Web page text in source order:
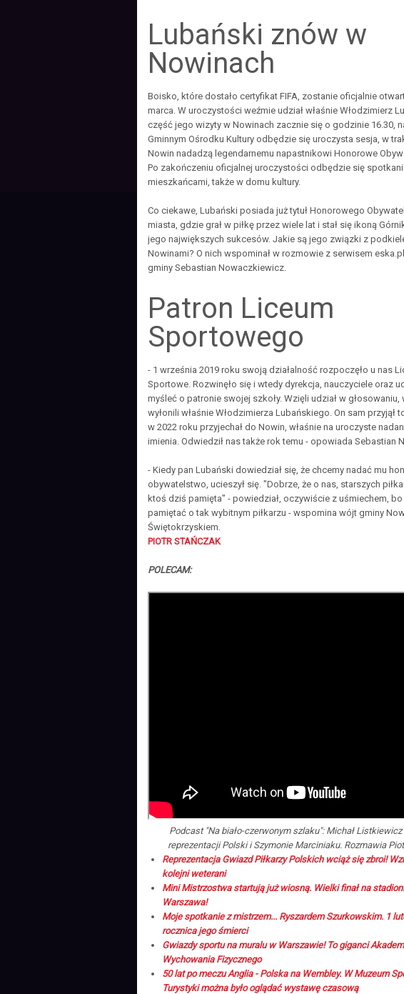
Lubański znów w
Nowinach
Boisko, które dostało certyfikat FIFA, zostanie oficjalnie
marca. W uroczystości weźmie udział właśnie Włodzimierz
część jego wizyty w Nowinach zacznie się o godzinie 16.30,
Gminnym Ośrodku Kultury odbędzie się uroczysta sesja, w
Nowin nadadzą legendarnemu napastnikowi Honorowe
Po zakończeniu oficjalnej uroczystości odbędzie się
mieszkańcami, także w domu kultury.
Co ciekawe, Lubański posiada już tytuł Honorowego
miasta, gdzie grał w piłkę przez wiele lat i stał się ikoną
jego największych sukcesów. Jakie są jego związki z
Nowinami? O nich wspominał w rozmowie z serwisem
gminy Sebastian Nowaczkiewicz.
Patron Liceum
Sportowego
- 1 września 2019 roku swoją działalność rozpoczęło u nas
Sportowe. Rozwinęło się i wtedy dyrekcja, nauczyciele oraz
myśleć o patronie swojej szkoły. Wzięli udział w głosowaniu,
wyłonili właśnie Włodzimierza Lubańskiego. On sam przyjął
w 2022 roku przyjechał do Nowin, właśnie na uroczyste
imienia. Odwiedził nas także rok temu - opowiada Sebastian
- Kiedy pan Lubański dowiedział się, że chcemy nadać mu
obywatelstwo, ucieszył się. "Dobrze, że o nas, starszych
ktoś dziś pamięta" - powiedział, oczywiście z uśmiechem,
pamiętać o tak wybitnym piłkarzu - wspomina wójt gminy
Świętokrzyskiem.
PIOTR STAŃCZAK
POLECAM:
Podcast "Na biało-czerwonym szlaku": Michał Listkiewicz
reprezentacji Polski i Szymonie Marciniaku. Rozmawia
Reprezentacja Gwiazd Piłkarzy Polskich wciąż się zbroi!
kolejni weterani
Mini Mistrzostwa startują już wiosną. Wielki finał na
Warszawa!
Moje spotkanie z mistrzem... Ryszardem Szurkowskim. 1
rocznica jego śmierci
Gwiazdy sportu na muralu w Warszawie! To giganci
Wychowania Fizycznego
50 lat po meczu Anglia - Polska na Wembley. W Muzeum
Turystyki można było oglądać wystawę czasową